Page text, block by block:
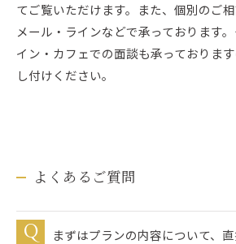
てご覧いただけます。また、個別のご
メール・ラインなどで承っております
イン・カフェでの面談も承っておりま
し付けください。
よくあるご質問
まずはプランの内容について、